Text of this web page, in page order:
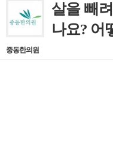
살을 빼
나요? 어
중동한의원